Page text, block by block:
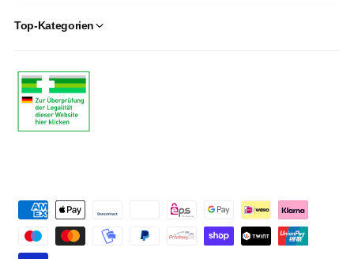
Top-Kategorien